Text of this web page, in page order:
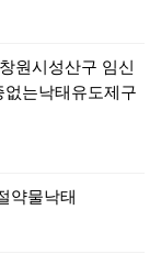
원시성산구 임신
는낙태유도제구
약물낙­태